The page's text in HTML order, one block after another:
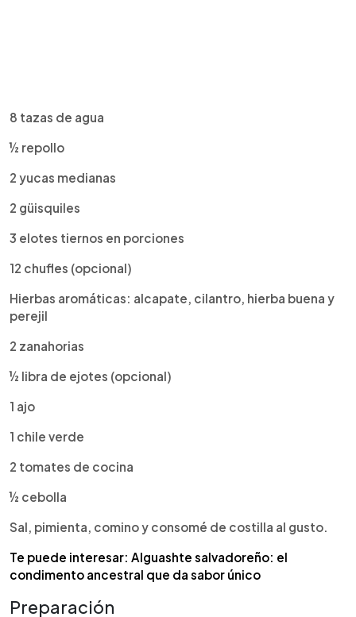
8 tazas de agua
½ repollo
2 yucas medianas
2 güisquiles
3 elotes tiernos en porciones
12 chufles (opcional)
Hierbas aromáticas: alcapate, cilantro, hierba buena y
perejil
2 zanahorias
½ libra de ejotes (opcional)
1 ajo
1 chile verde
2 tomates de cocina
½ cebolla
Sal, pimienta, comino y consomé de costilla al gusto.
Te puede interesar: Alguashte salvadoreño: el
condimento ancestral que da sabor único
Preparación